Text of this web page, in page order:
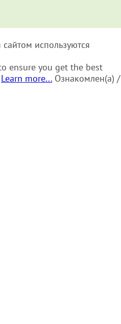
используются
ensure you get the best
Learn more... Ознакомлен(а) /